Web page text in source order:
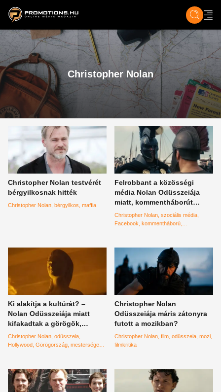
ZENE, FILM & KULT ÉLET TECH &
Christopher Nolan
Christopher Nolan testvérét
bérgyilkosnak hitték
Christopher Nolan bérgyilkos maffia
Felrobbant a közösségi
média Nolan Odüsszeiája
miatt, kommentháborút
robbantott ki a 200 millió
dollár felett járó film
Christopher Nolan szociális média
Facebook kommentháború
Ki alakítja a kultúrát? –
Nolan Odüsszeiája miatt
kifakadtak a görögök,
miközben a rendező trójai
falónak nevezte a
Christopher Nolan odüsszeia
Hollywood Görögország mesterséges
Christopher Nolan
Odüsszeiája máris zátonyra
futott a mozikban?
Christopher Nolan film odüsszeia mozi
filmkritika